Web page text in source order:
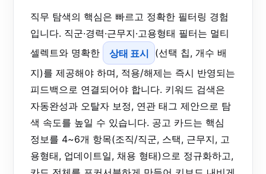
직무 탐색의 핵심은 빠르고 정확한 필터링 경험
입니다. 직군·경력·근무지·고용형태 필터는 멀티
셀렉트와 명확한
상태 표시 (선택 칩, 개수 배
지)를 제공해야 하며, 적용/해제는 즉시 반영되는
피드백으로 연결되어야 합니다. 키워드 검색은
자동완성과 오탈자 보정, 연관 태그 제안으로 탐
색 속도를 높일 수 있습니다. 공고 카드는 핵심
정보를 4~6개 항목(조직/직군, 스택, 근무지, 고
용형태, 업데이트일, 채용 형태)으로 정규화하고,